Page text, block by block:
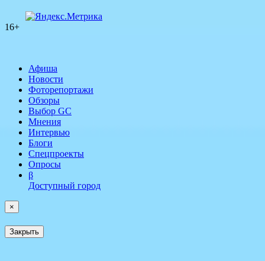
16+
Афиша
Новости
Фоторепортажи
Обзоры
Выбор GC
Мнения
Интервью
Блоги
Спецпроекты
Опросы
β
Доступный город
×
Закрыть